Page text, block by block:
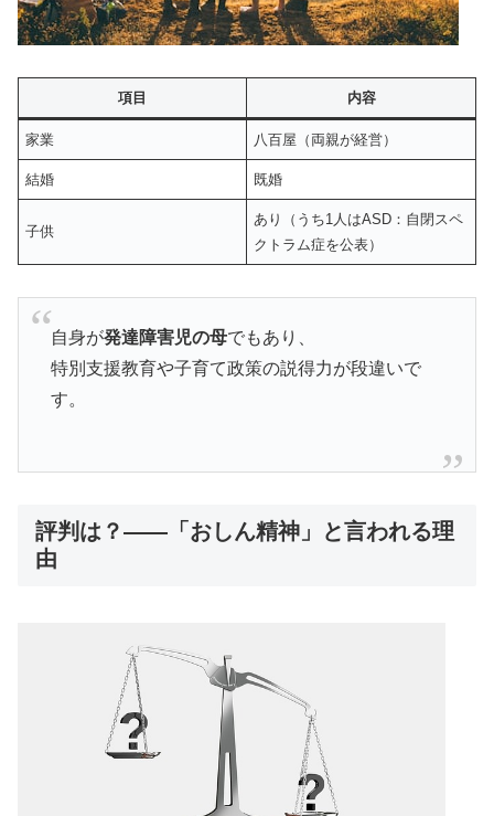
項目 内容
家業 八百屋（両親が経営）
結婚 既婚
子供
あり（うち1人はASD：自閉スペ
クトラム症を公表）
自身が発達障害児の母でもあり、
特別支援教育や子育て政策の説得力が段違いで
す。
評判は？——「おしん精神」と言われる理
由